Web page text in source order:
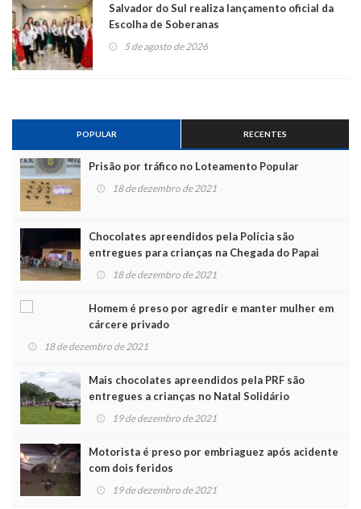
Salvador do Sul realiza lançamento oficial da
Escolha de Soberanas
5 de agosto de 2026
POPULAR RECENTES
Prisão por tráfico no Loteamento Popular
18 de dezembro de 2021
Chocolates apreendidos pela Polícia são
entregues para crianças na Chegada do Papai
Noel
18 de dezembro de 2021
Homem é preso por agredir e manter mulher em
cárcere privado
18 de dezembro de 2021
Mais chocolates apreendidos pela PRF são
entregues a crianças no Natal Solidário
19 de dezembro de 2021
Motorista é preso por embriaguez após acidente
com dois feridos
19 de dezembro de 2021